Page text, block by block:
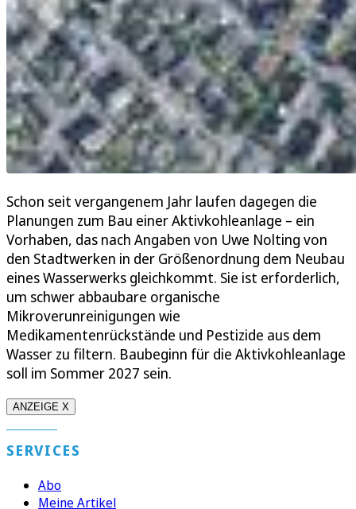
Schon seit vergangenem Jahr laufen dagegen die
Planungen zum Bau einer Aktivkohleanlage – ein
Vorhaben, das nach Angaben von Uwe Nolting von
den Stadtwerken in der Größenordnung dem Neubau
eines Wasserwerks gleichkommt. Sie ist erforderlich,
um schwer abbaubare organische
Mikroverunreinigungen wie
Medikamentenrückstände und Pestizide aus dem
Wasser zu filtern. Baubeginn für die Aktivkohleanlage
soll im Sommer 2027 sein.
ANZEIGE X
SERVICES
Abo
Meine Artikel